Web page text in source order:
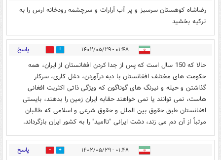
رضاشاه کوهستان سرسبز و پر آب آرارات و سرچشمه رودخانه ارس را به
ترکیه بخشید
۰۱:۴۸ - ۱۴۰۲/۰۵/۲۹ 3 پاسخ
حالا که 150 سال است که پس از جدا کردن افغانستان از ایران، همه
حکومت های مختلف افغانستان با دبه درآوردن، دغل کاری، سرکار
گذاشتن و حیله و نیرنگ های گوناگون که ویژگی ذاتی اکثریت افغانی
هاست، نمی توانند یا نمی خواهند حقابه ایران زمین را بدهند، بایستی
افغانستان طبق حقوق بین الملل و حقوق شرعی و اسلامی که طالبان
مرتباً از آن دم می زند، دشت ایرانی "ناامید" را به کشور ایران بازگرداند.
۰۱:۴۸ - ۱۴۰۲/۰۵/۲۹ 3 پاسخ